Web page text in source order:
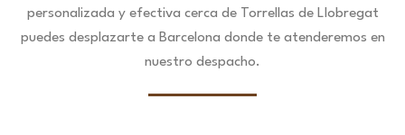
personalizada y efectiva cerca de Torrellas de Llobregat
puedes desplazarte a Barcelona donde te atenderemos en
nuestro despacho.